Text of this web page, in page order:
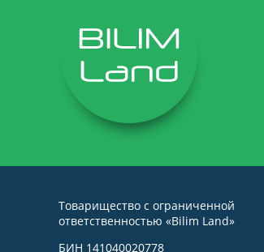
Товарищество с ограниченной
ответственностью «Bilim Land»
БИН 141040020778